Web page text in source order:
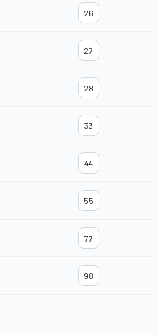
26
27
28
33
44
55
77
98